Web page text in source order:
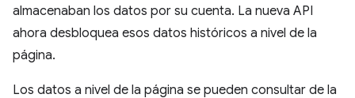
almacenaban los datos por su cuenta. La nueva API
ahora desbloquea esos datos históricos a nivel de la
página.
Los datos a nivel de la página se pueden consultar de la